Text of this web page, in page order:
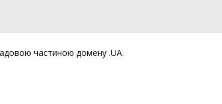
частиною домену .UA.